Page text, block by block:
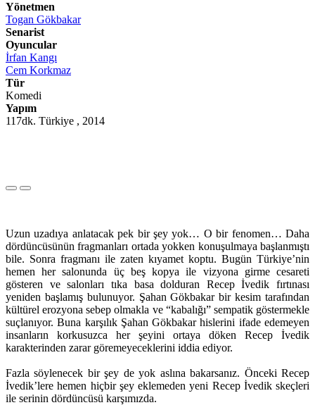
Yönetmen
Togan Gökbakar
Senarist
Oyuncular
İrfan Kangı
Cem Korkmaz
Tür
Komedi
Yapım
117dk. Türkiye , 2014
Uzun uzadıya anlatacak pek bir şey yok… O bir fenomen… Daha
dördüncüsünün fragmanları ortada yokken konuşulmaya başlanmıştı
bile. Sonra fragmanı ile zaten kıyamet koptu. Bugün Türkiye’nin
hemen her salonunda üç beş kopya ile vizyona girme cesareti
gösteren ve salonları tıka basa dolduran Recep İvedik fırtınası
yeniden başlamış bulunuyor. Şahan Gökbakar bir kesim tarafından
kültürel erozyona sebep olmakla ve “kabalığı” sempatik göstermekle
suçlanıyor. Buna karşılık Şahan Gökbakar hislerini ifade edemeyen
insanların korkusuzca her şeyini ortaya döken Recep İvedik
karakterinden zarar göremeyeceklerini iddia ediyor.
Fazla söylenecek bir şey de yok aslına bakarsanız. Önceki Recep
İvedik’lere hemen hiçbir şey eklemeden yeni Recep İvedik skeçleri
ile serinin dördüncüsü karşımızda.